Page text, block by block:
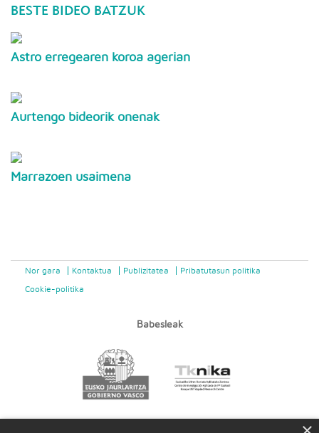
BESTE BIDEO BATZUK
Astro erregearen koroa agerian
Aurtengo bideorik onenak
Marrazoen usaimena
Nor gara Kontaktua Publizitatea Pribatutasun politika
Cookie-politika
Babesleak